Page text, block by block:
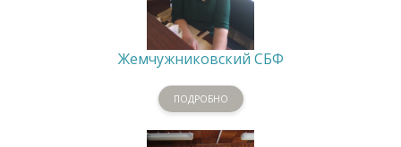
Жемчужниковский СБФ
ПОДРОБНО